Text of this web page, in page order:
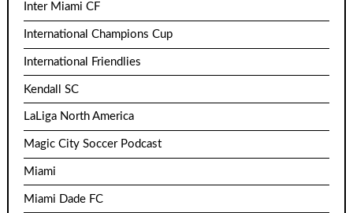
Inter Miami CF
International Champions Cup
International Friendlies
Kendall SC
LaLiga North America
Magic City Soccer Podcast
Miami
Miami Dade FC